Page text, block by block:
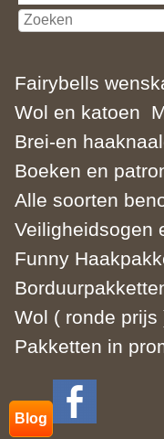
Fairybells
Wol en katoen
Brei-en
Boeken en
Alle soorten
Veiligheidsogen
Funny
Wol ( ronde prijs
Pakketten in
Blog